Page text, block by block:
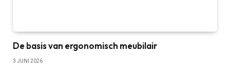
De basis van ergonomisch meubilair
3 JUNI 2026